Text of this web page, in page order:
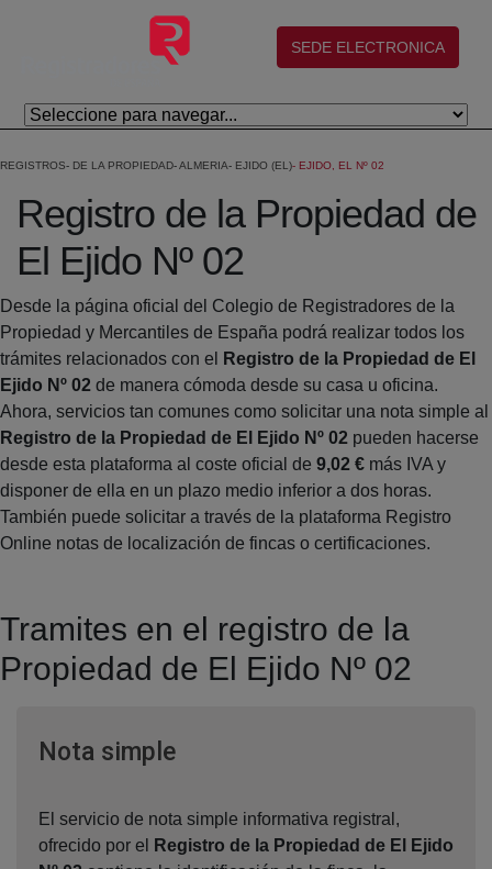
Salta al contingut principal
(abre en nueva ventana)
SEDE ELECTRONICA
REGISTROS DE LA PROPIEDAD ALMERIA EJIDO (EL) EJIDO, EL Nº 02
Registro de la Propiedad de
El Ejido Nº 02
Desde la página oficial del Colegio de Registradores de la
Propiedad y Mercantiles de España podrá realizar todos los
trámites relacionados con el
Registro de la Propiedad de El
Ejido Nº 02 de manera cómoda desde su casa u oficina.
Ahora, servicios tan comunes como solicitar una nota simple al
Registro de la Propiedad de El Ejido Nº 02 pueden hacerse
desde esta plataforma al coste oficial de 9,02 € más IVA y
disponer de ella en un plazo medio inferior a dos horas.
También puede solicitar a través de la plataforma Registro
Online notas de localización de fincas o certificaciones.
Tramites en el registro de la
Propiedad de El Ejido Nº 02
Nota simpleVentana nueva
El servicio de nota simple informativa registral,
ofrecido por el
Registro de la Propiedad de El Ejido